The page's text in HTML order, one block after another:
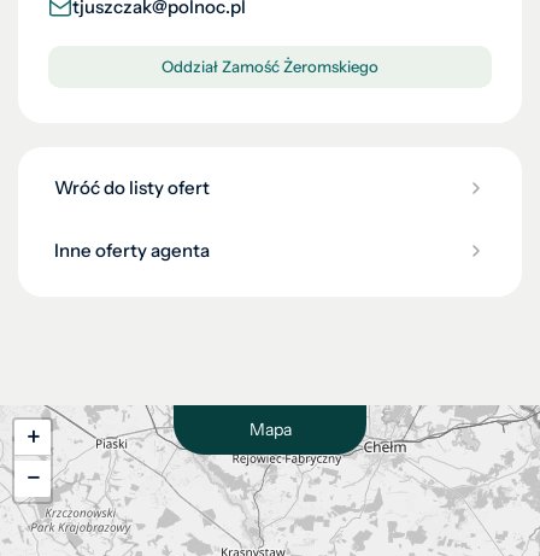
tjuszczak@polnoc.pl
Oddział Zamość Żeromskiego
Wróć do listy ofert
Inne oferty agenta
Mapa
+
−